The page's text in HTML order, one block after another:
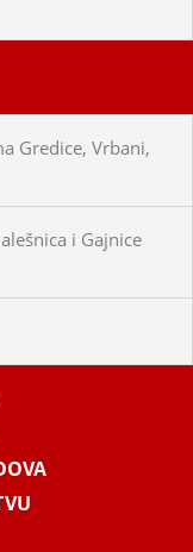
Gredice, Vrbani,
i Gajnice